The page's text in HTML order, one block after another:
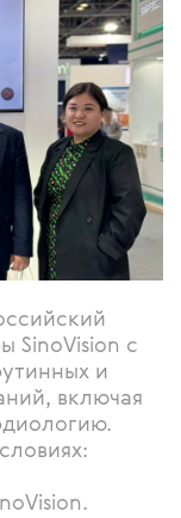
SinoVision с
и
включая